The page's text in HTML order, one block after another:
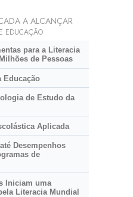
A ALCANÇAR
EDUCAÇÃO
para a Literacia
de Pessoas
Educação
de Estudo da
Aplicada
Desempenhos
de
Iniciam uma
Literacia Mundial